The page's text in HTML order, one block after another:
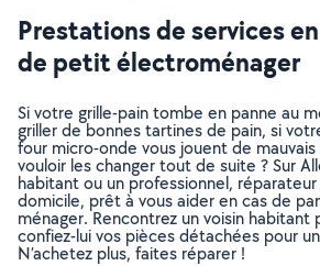
Prestations de services
de petit électroménager
Si votre grille-pain tombe en panne au
griller de bonnes tartines de pain, si
four micro-onde vous jouent de
vouloir les changer tout de suite ? Sur
habitant ou un professionnel,
domicile, prêt à vous aider en cas de
ménager. Rencontrez un voisin habitant
confiez-lui vos pièces détachées pour
N’achetez plus, faites réparer !